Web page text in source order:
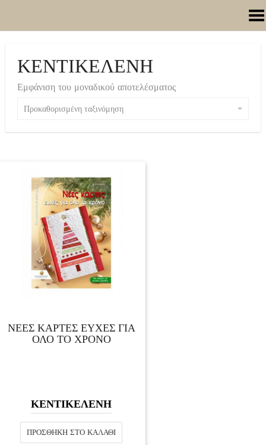
Toggle Menu
ΚΕΝΤΙΚΕΛΕΝΗ
Εμφάνιση του μοναδικού αποτελέσματος
Προκαθορισμένη ταξινόμηση
ΝΕΕΣ ΚΑΡΤΕΣ ΕΥΧΕΣ ΓΙΑ
ΟΛΟ ΤΟ ΧΡΟΝΟ
ΚΕΝΤΙΚΕΛΕΝΗ
ΠΡΟΣΘΉΚΗ ΣΤΟ ΚΑΛΆΘΙ